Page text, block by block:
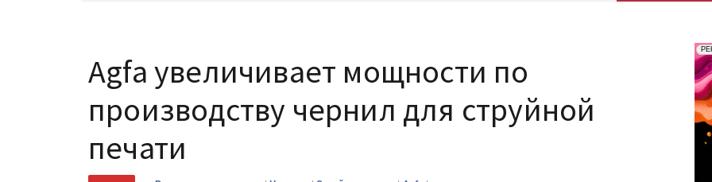
Agfa увеличивает мощности по
производству чернил для струйной
печати